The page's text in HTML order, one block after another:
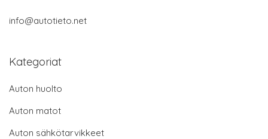
info@autotieto.net
Kategoriat
Auton huolto
Auton matot
Auton sähkötarvikkeet